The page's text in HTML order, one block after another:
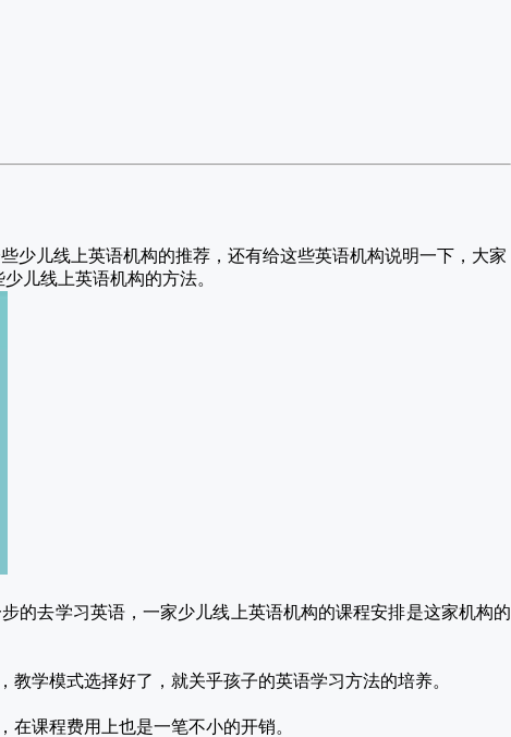
少儿线上英语机构的推荐，还有给这些英语机构说明一下，大家
儿线上英语机构的方法。
的去学习英语，一家少儿线上英语机构的课程安排是这家机构的
学模式选择好了，就关乎孩子的英语学习方法的培养。
课程费用上也是一笔不小的开销。